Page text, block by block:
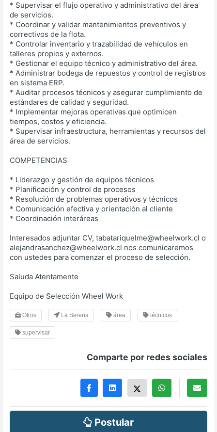
* Supervisar el flujo operativo y administrativo del área
de servicios.
* Coordinar y validar mantenimientos preventivos y
correctivos de la flota.
* Controlar inventario y trazabilidad de vehículos en
talleres propios y externos.
* Gestionar el equipo técnico y administrativo del área.
* Administrar bodega de repuestos y control de registros
en sistema ERP.
* Auditar procesos técnicos y asegurar cumplimiento de
estándares de calidad y seguridad.
* Implementar mejoras operativas que optimicen
tiempos, costos y eficiencia.
* Supervisar infraestructura, herramientas y recursos del
área de servicios.
COMPETENCIAS
* Liderazgo y gestión de equipos técnicos
* Planificación y control de procesos
* Resolución de problemas operativos y técnicos
* Comunicación efectiva y orientación al cliente
* Coordinación interáreas
Interesados adjuntar CV, tabatariquelme@wheelwork.cl o
alejandrasanchez@wheelwork.cl nos comunicaremos
con ustedes para comenzar el proceso de selección.
Saluda Atentamente
Equipo de Selección Wheel Work
Otros La Serena área técnicos
supervisar
Comparte por redes sociales
Postular